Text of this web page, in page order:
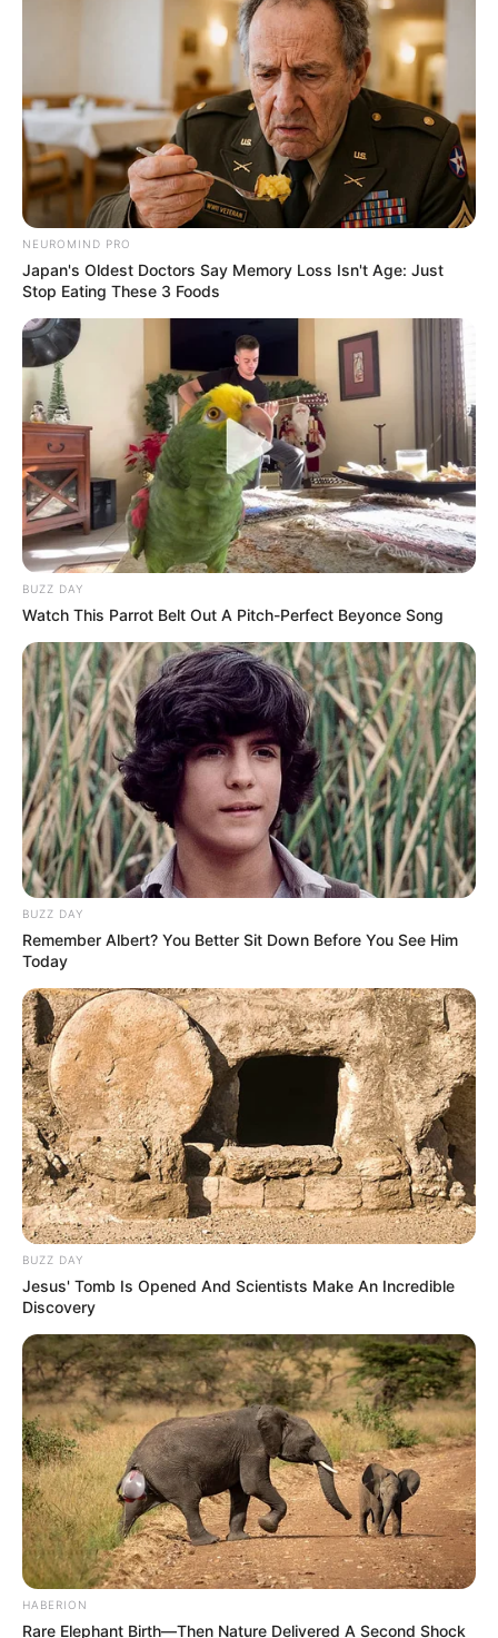
NEUROMIND PRO
Japan's Oldest Doctors Say Memory Loss Isn't Age: Just
Stop Eating These 3 Foods
BUZZ DAY
Watch This Parrot Belt Out A Pitch-Perfect Beyonce Song
BUZZ DAY
Remember Albert? You Better Sit Down Before You See Him
Today
BUZZ DAY
Jesus' Tomb Is Opened And Scientists Make An Incredible
Discovery
HABERION
Rare Elephant Birth—Then Nature Delivered A Second Shock